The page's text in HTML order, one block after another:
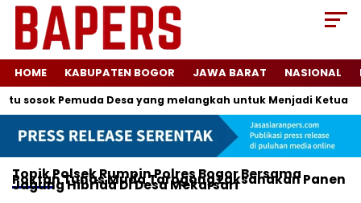
HOME KABUPATEN BOGOR JAWA BARAT NASIONAL
sosok Pemuda Desa yang melangkah untuk Menjadi Ketua
TopikPolsek Rumpin Polres Bogor Bersama
Poktan Tunas Muda Tarogong Laksanakan Panen
Jagung Hibrida Di Desa Mekarsari